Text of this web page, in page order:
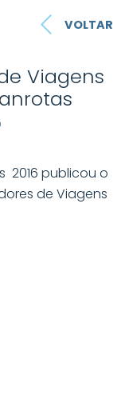
VOLTAR
Viagens
2016 publicou o
de Viagens